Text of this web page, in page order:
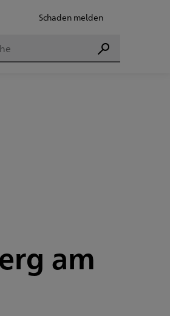
Schaden melden
Suchen
Suchen
am